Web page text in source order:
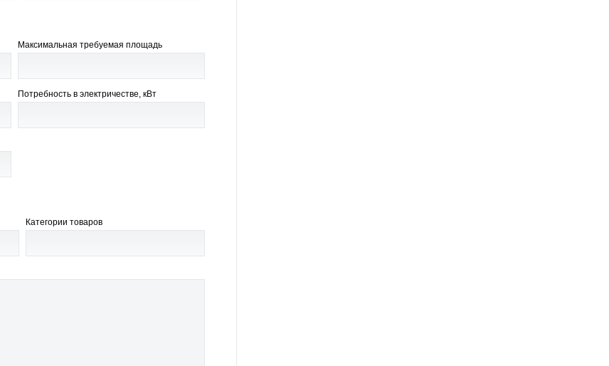
Максимальная требуемая площадь
Потребность в электричестве, кВт
Категории товаров